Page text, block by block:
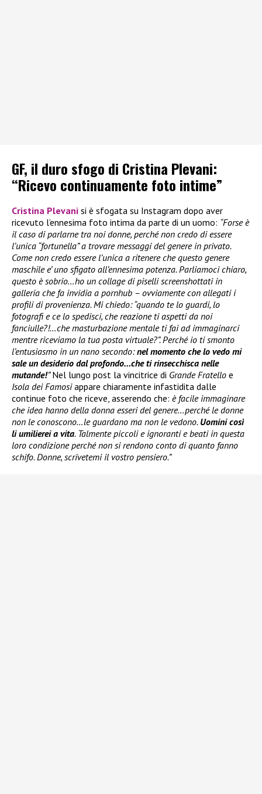
GF, il duro sfogo di Cristina Plevani:
“Ricevo continuamente foto intime”
Cristina Plevani si è sfogata su Instagram dopo aver
ricevuto l’ennesima foto intima da parte di un uomo: “Forse è
il caso di parlarne tra noi donne, perché non credo di essere
l’unica “fortunella” a trovare messaggi del genere in privato.
Come non credo essere l’unica a ritenere che questo genere
maschile e’ uno sfigato all’ennesima potenza. Parliamoci chiaro,
questo è sobrio…ho un collage di piselli screenshottati in
galleria che fa invidia a pornhub – ovviamente con allegati i
profili di provenienza. Mi chiedo: “quando te lo guardi, lo
fotografi e ce lo spedisci, che reazione ti aspetti da noi
fanciulle?!…che masturbazione mentale ti fai ad immaginarci
mentre riceviamo la tua posta virtuale?”. Perché io ti smonto
l’entusiasmo in un nano secondo:nel momento che lo vedo mi
sale un desiderio dal profondo…che ti rinsecchisca nelle
mutande!”Nel lungo post la vincitrice di Grande Fratello e
Isola dei Famosiappare chiaramente infastidita dalle
continue foto che riceve, asserendo che: è facile immaginare
che idea hanno della donna esseri del genere…perché le donne
non le conoscono…le guardano ma non le vedono. Uomini così
li umilierei a vita. Talmente piccoli e ignoranti e beati in questa
loro condizione perché non si rendono conto di quanto fanno
schifo. Donne, scrivetemi il vostro pensiero.”